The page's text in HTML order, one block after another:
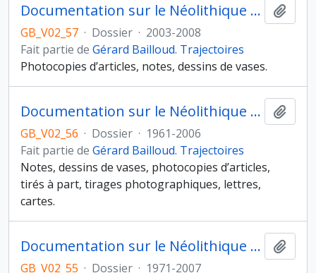
Documentation sur le Néolithique Ancien de Bretagne
GB_V02_57 · Dossier · 2003-2008
Fait partie de Gérard Bailloud. Trajectoires
Photocopies d’articles, notes, dessins de vases.
Documentation sur le Néolithique Récent et Final et l’âge du Bronze ancien
GB_V02_56 · Dossier · 1961-2006
Fait partie de Gérard Bailloud. Trajectoires
Notes, dessins de vases, photocopies d’articles,
tirés à part, tirages photographiques, lettres,
cartes.
Documentation sur le Néolithique Moyen II
GB_V02_55 · Dossier · 1971-2007